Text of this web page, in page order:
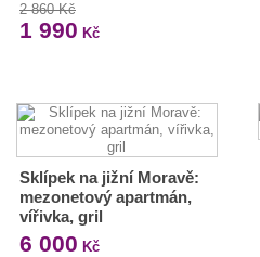
2 860 Kč
1 990 Kč
Sklípek na jižní Moravě:
mezonetový apartmán,
vířivka, gril
6 000 Kč